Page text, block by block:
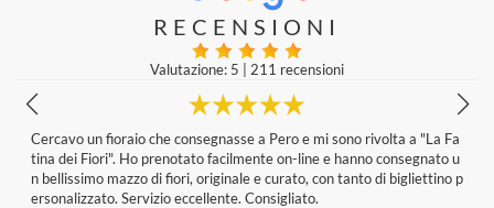
RECENSIONI
Valutazione: 5 211 recensioni
Da tempo mi appoggio alla Fatina dei Fiori. Sempre una garanzia. Co
mposizioni bellissime, particolari e uniche. Disponibilità nell’ esaudire
le proprie esigenze. Complimenti!
Patrizia Milan|Ultima modifica: una settimana fa